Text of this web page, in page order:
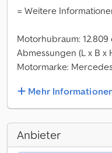
= Weitere
Motorhubraum: 12.809
Abmessungen (L x B x
Motormarke:
Mehr
Anbieter